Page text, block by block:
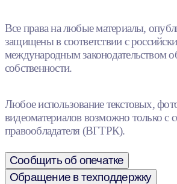
Все права на любые материалы,
защищены в соответствии с
международным законодательством
собственности.
Любое использование текстовых,
видеоматериалов возможно только с
правообладателя (ВГТРК).
Сообщить об опечатке
Обращение в техподдержку